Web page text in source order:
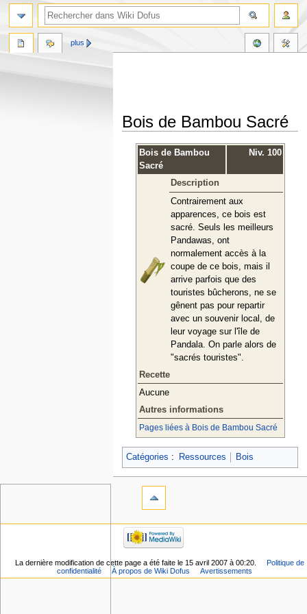
Bois de Bambou Sacré
Bois de Bambou
Sacré
Niv. 100
Description
Contrairement aux
apparences, ce bois est
sacré. Seuls les meilleurs
Pandawas, ont
normalement accès à la
coupe de ce bois, mais il
arrive parfois que des
touristes bûcherons, ne se
gênent pas pour repartir
avec un souvenir local, de
leur voyage sur l'île de
Pandala. On parle alors de
"sacrés touristes".
Recette
Aucune
Autres informations
Pages liées à Bois de Bambou Sacré
Catégories : Ressources Bois
plus
La dernière modification de cette page a été faite le 15 avril 2007 à 00:20.
Politique de
confidentialité
À propos de Wiki Dofus Avertissements